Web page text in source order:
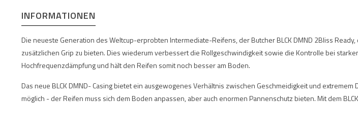
INFORMATIONEN
Die neueste Generation des Weltcup-erprobten Intermediate-Reifens, der Butcher BLCK DMND 2Bliss
zusätzlichen Grip zu bieten. Dies wiederum verbessert die Rollgeschwindigkeit sowie die Kontrolle bei
Hochfrequenzdämpfung und hält den Reifen somit noch besser am Boden.
Das neue BLCK DMND- Casing bietet ein ausgewogenes Verhältnis zwischen Geschmeidigkeit und
möglich - der Reifen muss sich dem Boden anpassen, aber auch enormen Pannenschutz bieten. Mit dem